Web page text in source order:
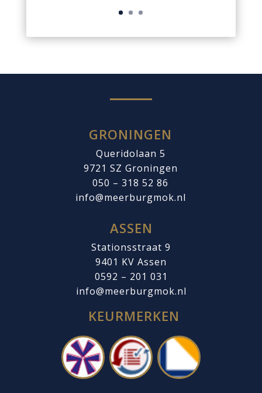
GRONINGEN
Queridolaan 5
9721 SZ Groningen
050 – 318 52 86
info@meerburgmok.nl
ASSEN
Stationsstraat 9
9401 KV Assen
0592 – 201 031
info@meerburgmok.nl
KEURMERKEN